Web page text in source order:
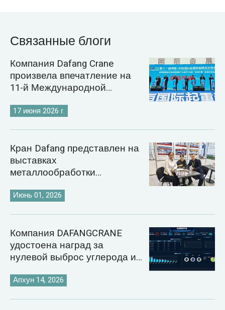
Связанные блоги
Компания Dafang Crane
произвела впечатление на
11-й Международной
Чанъюане.
17 июня 2026 г.
Кран Dafang представлен на
выставках
металлообработки
2026 года.
Июнь 01, 2026
Компания DAFANGCRANE
удостоена наград за
нулевой выброс углерода и
технологий в энергетику.
Апхун 14, 2026